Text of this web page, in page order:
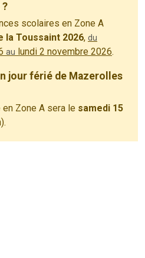
scolaires en Zone A
la Toussaint 2026, du
au lundi 2 novembre 2026.
jour férié de Mazerolles
Zone A sera le samedi 15